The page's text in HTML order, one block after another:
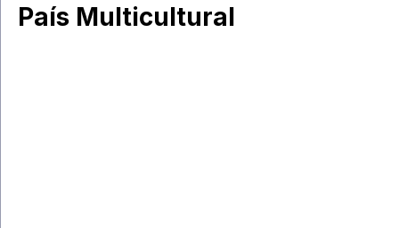
País Multicultural